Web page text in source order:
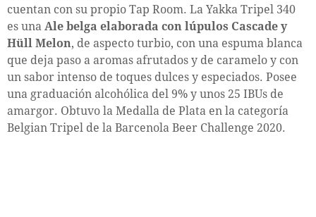
cuentan con su propio Tap Room. La Yakka Tripel 340
es una Ale belga elaborada con lúpulos Cascade y
Hüll Melon, de aspecto turbio, con una espuma blanca
que deja paso a aromas afrutados y de caramelo y con
un sabor intenso de toques dulces y especiados. Posee
una graduación alcohólica del 9% y unos 25 IBUs de
amargor. Obtuvo la Medalla de Plata en la categoría
Belgian Tripel de la Barcenola Beer Challenge 2020.